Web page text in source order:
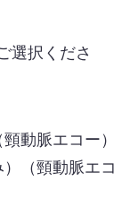
選択くださ
動脈エコー）
（頸動脈エコ